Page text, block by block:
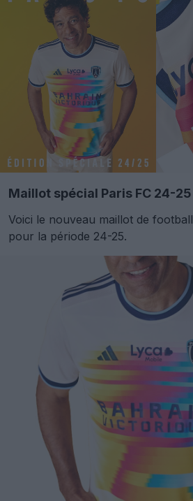
Maillot spécial Paris FC 24-25
Voici le nouveau maillot de football
pour la période 24-25.